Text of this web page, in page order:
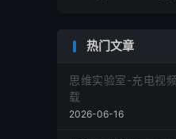
热门文章
思维实验室-充电视
载
2026-06-16